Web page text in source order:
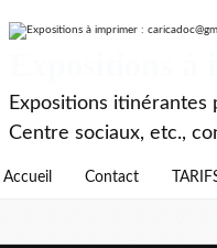
Expositions itinérantes
Centre sociaux, etc.,
Accueil Contact